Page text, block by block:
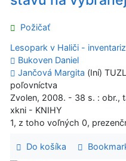
Požičať
Lesopark v Haliči -
Bukoven Daniel
Jančová Margita (Iní)
poľovníctva
Zvolen, 2008. - 38 s. : obr.,
xkni - KNIHY
1, z toho voľných 0,
Do košíka